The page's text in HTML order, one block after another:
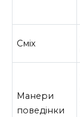
Сміх
Манери
поведінки